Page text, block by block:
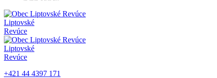
Liptovské
Revúce
Liptovské
Revúce
+421 44 4397 171